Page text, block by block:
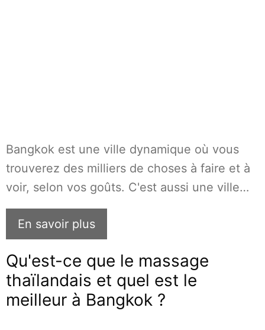
Bangkok est une ville dynamique où vous
trouverez des milliers de choses à faire et à
voir, selon vos goûts. C'est aussi une ville…
En savoir plus
Qu'est-ce que le massage
thaïlandais et quel est le
meilleur à Bangkok ?